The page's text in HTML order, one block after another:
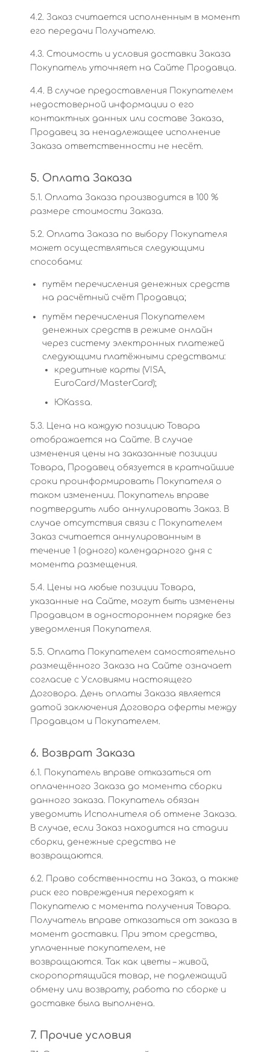
4.2. Заказ считается исполненным в момент
его передачи Получателю.
4.3. Стоимость и условия доставки Заказа
Покупатель уточняет на Сайте Продавца.
4.4. В случае предоставления Покупателем
недостоверной информации о его
контактных данных или составе Заказа,
Продавец за ненадлежащее исполнение
Заказа ответственности не несёт.
5. Оплата Заказа
5.1. Оплата Заказа производится в 100 %
размере стоимости Заказа.
5.2. Оплата Заказа по выбору Покупателя
может осуществляться следующими
способами:
путём перечисления денежных средств
на расчётный счёт Продавца;
путём перечисления Покупателем
денежных средств в режиме онлайн
через систему электронных платежей
следующими платёжными средствами:
кредитные карты (VISA,
EuroCard/MasterCard);
ЮKassa.
5.3. Цена на каждую позицию Товара
отображается на Сайте. В случае
изменения цены на заказанные позиции
Товара, Продавец обязуется в кратчайшие
сроки проинформировать Покупателя о
таком изменении. Покупатель вправе
подтвердить либо аннулировать Заказ. В
случае отсутствия связи с Покупателем
Заказ считается аннулированным в
течение 1 (одного) календарного дня с
момента размещения.
5.4. Цены на любые позиции Товара,
указанные на Сайте, могут быть изменены
Продавцом в одностороннем порядке без
уведомления Покупателя.
5.5. Оплата Покупателем самостоятельно
размещённого Заказа на Сайте означает
согласие с Условиями настоящего
Договора. День оплаты Заказа является
датой заключения Договора оферты между
Продавцом и Покупателем.
6. Возврат Заказа
6.1. Покупатель вправе отказаться от
оплаченного Заказа до момента сборки
данного заказа. Покупатель обязан
уведомить Исполнителя об отмене Заказа.
В случае, если Заказ находится на стадии
сборки, денежные средства не
возвращаются.
6.2. Право собственности на Заказ, а также
риск его повреждения переходят к
Покупателю с момента получения Товара.
Получатель вправе отказаться от заказа в
момент доставки. При этом средства,
уплаченные покупателем, не
возвращаются. Так как цветы – живой,
скоропортящийся товар, не подлежащий
обмену или возврату, работа по сборке и
доставке была выполнена.
7. Прочие условия